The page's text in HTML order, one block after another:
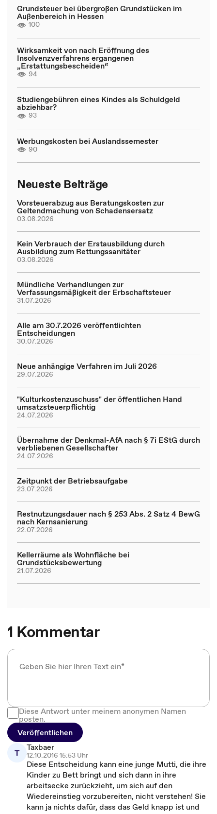
Grundsteuer bei übergroßen Grundstücken im
Außenbereich in Hessen
100
Wirksamkeit von nach Eröffnung des
Insolvenzverfahrens ergangenen
„Erstattungsbescheiden“
94
Studiengebühren eines Kindes als Schuldgeld
abziehbar?
93
Werbungskosten bei Auslandssemester
90
Neueste Beiträge
Vorsteuerabzug aus Beratungskosten zur
Geltendmachung von Schadensersatz
03.08.2026
Kein Verbrauch der Erstausbildung durch
Ausbildung zum Rettungssanitäter
03.08.2026
Mündliche Verhandlungen zur
Verfassungsmäßigkeit der Erbschaftsteuer
31.07.2026
Alle am 30.7.2026 veröffentlichten
Entscheidungen
30.07.2026
Neue anhängige Verfahren im Juli 2026
29.07.2026
"Kulturkostenzuschuss" der öffentlichen Hand
umsatzsteuerpflichtig
24.07.2026
Übernahme der Denkmal-AfA nach § 7i EStG durch
verbliebenen Gesellschafter
24.07.2026
Zeitpunkt der Betriebsaufgabe
23.07.2026
Restnutzungsdauer nach § 253 Abs. 2 Satz 4 BewG
nach Kernsanierung
22.07.2026
Kellerräume als Wohnfläche bei
Grundstücksbewertung
21.07.2026
1 Kommentar
Diese Antwort unter meinem anonymen Namen
posten.
Veröffentlichen
T
Taxbaer
12.10.2016 15:53 Uhr
Diese Entscheidung kann eine junge Mutti, die ihre
Kinder zu Bett bringt und sich dann in ihre
arbeitsecke zurückzieht, um sich auf den
Wiedereinstieg vorzubereiten, nicht verstehen! Sie
kann ja nichts dafür, dass das Geld knapp ist und